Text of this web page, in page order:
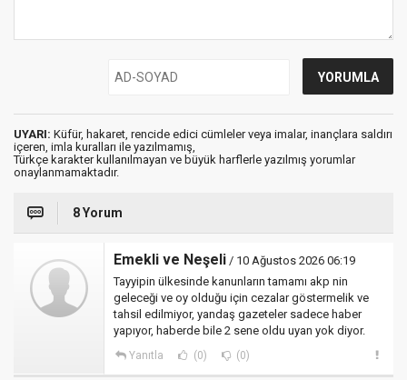
UYARI: Küfür, hakaret, rencide edici cümleler veya imalar, inançlara saldırı
içeren, imla kuralları ile yazılmamış,
Türkçe karakter kullanılmayan ve büyük harflerle yazılmış yorumlar
onaylanmamaktadır.
8 Yorum
Emekli ve Neşeli / 10 Ağustos 2026 06:19
Tayyipin ülkesinde kanunların tamamı akp nin
geleceği ve oy olduğu için cezalar göstermelik ve
tahsil edilmiyor, yandaş gazeteler sadece haber
yapıyor, haberde bile 2 sene oldu uyan yok diyor.
Yanıtla (0) (0)